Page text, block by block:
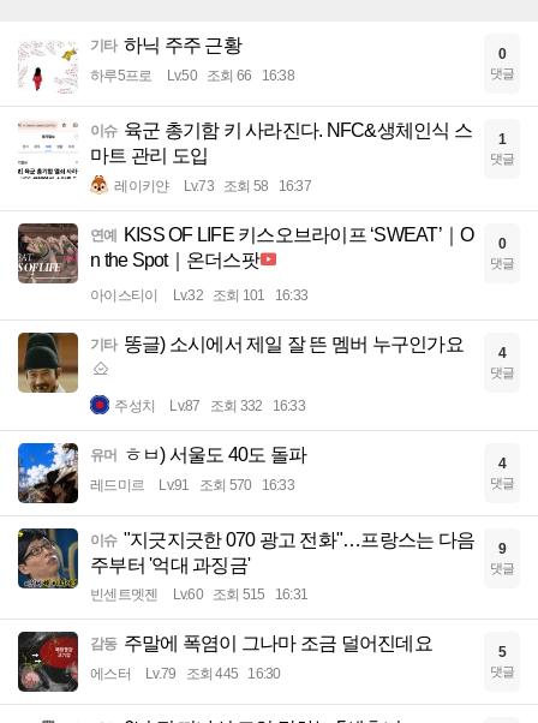
기타 하닉 주주 근황
하루5프로 Lv.50 조회 66 16:38
0
댓글
이슈 육군 총기함 키 사라진다. NFC&생체인식 스
마트 관리 도입
레이키얀 Lv.73 조회 58 16:37
1
댓글
연예
KISS OF LIFE 키스오브라이프 ‘SWEAT’｜O
n the Spot｜온더스팟
아이스티이 Lv.32 조회 101 16:33
0
댓글
기타 똥글) 소시에서 제일 잘 뜬 멤버 누구인가요
주성치 Lv.87 조회 332 16:33
4
댓글
유머 ㅎㅂ) 서울도 40도 돌파
레드미르 Lv.91 조회 570 16:33
4
댓글
이슈 "지긋지긋한 070 광고 전화"…프랑스는 다음
주부터 '억대 과징금'
빈센트멧젠 Lv.60 조회 515 16:31
9
댓글
감동 주말에 폭염이 그나마 조금 덜어진데요
에스터 Lv.79 조회 445 16:30
5
댓글